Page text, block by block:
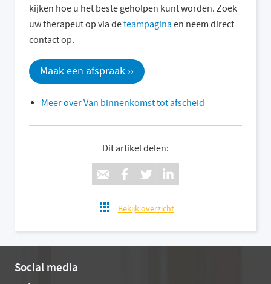
kijken hoe u het beste geholpen kunt worden. Zoek
uw therapeut op via deteampagina en neem direct
contact op.
Maak een afspraak ››
Meer over Van binnenkomst tot afscheid
Dit artikel delen:
Bekijk overzicht
Social media